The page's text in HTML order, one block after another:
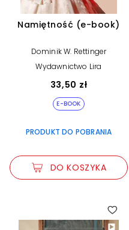
Namiętność (e-book)
Dominik W. Rettinger
Wydawnictwo Lira
33,50 zł
E-BOOK
PRODUKT DO POBRANIA
DO KOSZYKA